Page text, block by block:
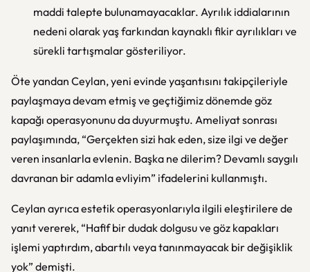
maddi talepte bulunamayacaklar. Ayrılık iddialarının
nedeni olarak yaş farkından kaynaklı fikir ayrılıkları ve
sürekli tartışmalar gösteriliyor.
Öte yandan Ceylan, yeni evinde yaşantısını takipçileriyle
paylaşmaya devam etmiş ve geçtiğimiz dönemde göz
kapağı operasyonunu da duyurmuştu. Ameliyat sonrası
paylaşımında, “Gerçekten sizi hak eden, size ilgi ve değer
veren insanlarla evlenin. Başka ne dilerim? Devamlı saygılı
davranan bir adamla evliyim” ifadelerini kullanmıştı.
Ceylan ayrıca estetik operasyonlarıyla ilgili eleştirilere de
yanıt vererek, “Hafif bir dudak dolgusu ve göz kapakları
işlemi yaptırdım, abartılı veya tanınmayacak bir değişiklik
yok” demişti.